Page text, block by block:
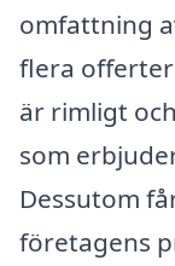
omfattning
flera
är rimligt
som
Dessutom
företagens